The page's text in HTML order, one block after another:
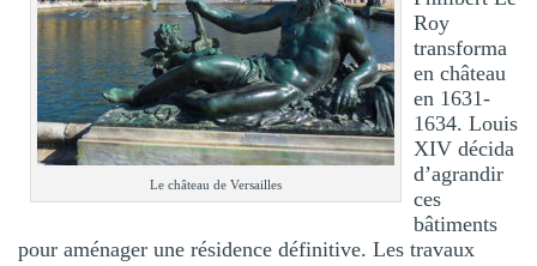
Le château de Versailles
Roy
transforma
en château
en 1631-
1634. Louis
XIV décida
d’agrandir
ces
bâtiments
pour aménager une résidence définitive. Les travaux